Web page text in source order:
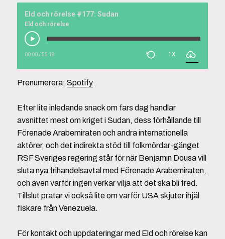
Eld och rörelse #177: Sudan
Eld och rörelse
00:00/55:18 1X
Prenumerera: Spotify
Efter lite inledande snack om fars dag handlar
avsnittet mest om kriget i Sudan, dess förhållande till
Förenade Arabemiraten och andra internationella
aktörer, och det indirekta stöd till folkmördar-gänget
RSF Sveriges regering står för när Benjamin Dousa vill
sluta nya frihandelsavtal med Förenade Arabemiraten,
och även varför ingen verkar vilja att det ska bli fred.
Tillslut pratar vi också lite om varför USA skjuter ihjäl
fiskare från Venezuela.
För kontakt och uppdateringar med Eld och rörelse kan